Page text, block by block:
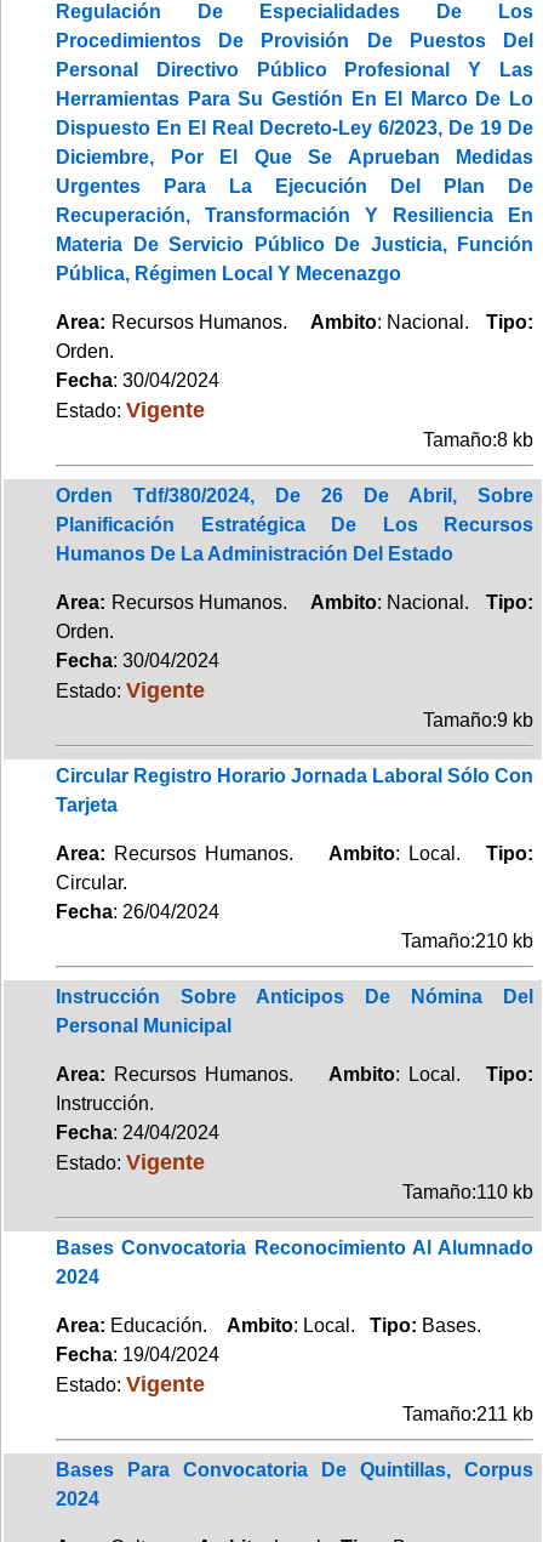
Regulación De Especialidades De Los
Procedimientos De Provisión De Puestos Del
Personal Directivo Público Profesional Y Las
Herramientas Para Su Gestión En El Marco De Lo
Dispuesto En El Real Decreto-Ley 6/2023, De 19 De
Diciembre, Por El Que Se Aprueban Medidas
Urgentes Para La Ejecución Del Plan De
Recuperación, Transformación Y Resiliencia En
Materia De Servicio Público De Justicia, Función
Pública, Régimen Local Y Mecenazgo
Area: Recursos Humanos. Ambito: Nacional.Tipo:
Orden.
Fecha: 30/04/2024
Estado: Vigente
Tamaño:8 kb
Orden Tdf/380/2024, De 26 De Abril, Sobre
Planificación Estratégica De Los Recursos
Humanos De La Administración Del Estado
Area: Recursos Humanos. Ambito: Nacional.Tipo:
Orden.
Fecha: 30/04/2024
Estado: Vigente
Tamaño:9 kb
Circular Registro Horario Jornada Laboral Sólo Con
Tarjeta
Area: Recursos Humanos. Ambito: Local.Tipo:
Circular.
Fecha: 26/04/2024
Tamaño:210 kb
Instrucción Sobre Anticipos De Nómina Del
Personal Municipal
Area: Recursos Humanos. Ambito: Local.Tipo:
Instrucción.
Fecha: 24/04/2024
Estado: Vigente
Tamaño:110 kb
Bases Convocatoria Reconocimiento Al Alumnado
2024
Area: Educación. Ambito: Local. Tipo: Bases.
Fecha: 19/04/2024
Estado: Vigente
Tamaño:211 kb
Bases Para Convocatoria De Quintillas, Corpus
2024